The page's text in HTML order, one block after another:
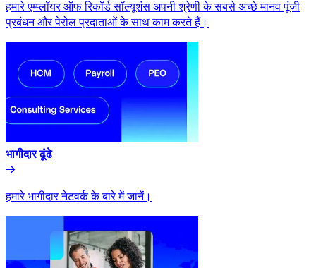
हमारे एम्प्लॉयर ऑफ रिकॉर्ड सॉल्यूशंस अपनी श्रेणी के सबसे अच्छे मानव पूंजी
प्रबंधन और पेरोल प्रदाताओं के साथ काम करते हैं।​​
भागीदार ढूंढे​​
हमारे भागीदार नेटवर्क के बारे में जानें।​​